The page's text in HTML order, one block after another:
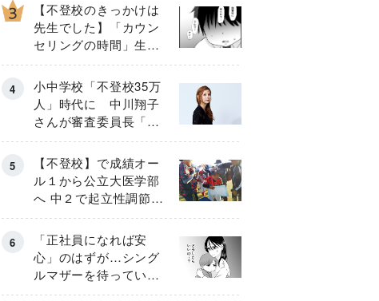
【不登校のきっかけは
先生でした】「カウン
セリングの時間」生徒
の情報をバラしたの
は…《第２話》
小中学校「不登校35万
人」時代に 中川翔子
さんが審査委員長「不
登校生動画甲子園
2026」が開催
【不登校】で成績オー
ル１から公立大医学部
へ 中２で起立性調節障
害「治るまで３年」の
診断 そのとき母は
「正社員になれば安
心」のはずが…シング
ルマザーを待ってい
た“魔の２年間”【前編】